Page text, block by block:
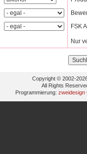
FSK
Nur
Copyright © 2002-
All Rights
Programmierung: zweidesign